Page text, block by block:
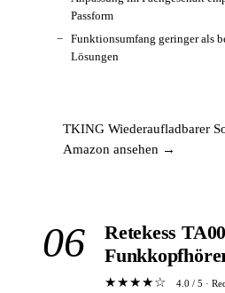
Passform
Funktionsumfang geringer als
Lösungen
TKING Wiederaufladbarer
Amazon ansehen →
06
Retekess
★★★★☆ 4.0 / 5 ·